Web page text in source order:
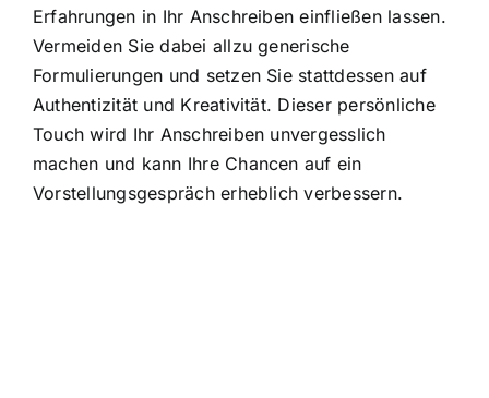
Erfahrungen in Ihr Anschreiben einfließen lassen.
Vermeiden Sie dabei allzu generische
Formulierungen und setzen Sie stattdessen auf
Authentizität und Kreativität. Dieser persönliche
Touch wird Ihr Anschreiben unvergesslich
machen und kann Ihre Chancen auf ein
Vorstellungsgespräch erheblich verbessern.